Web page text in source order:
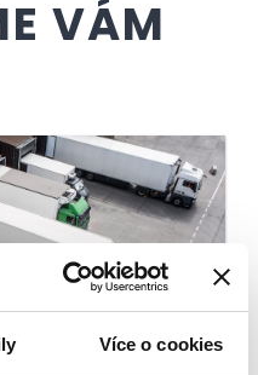
Více o cookies
VÁM